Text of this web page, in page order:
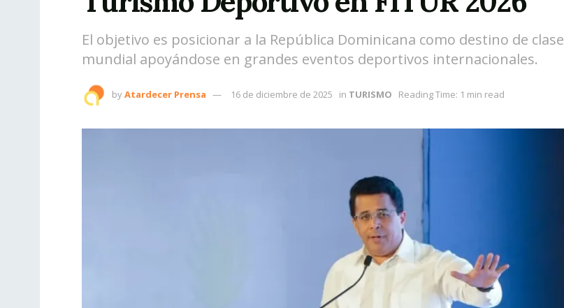
El objetivo es posicionar a la República Dominicana como destino de clase
mundial apoyándose en grandes eventos deportivos internacionales.
byAtardecer Prensa 16 de diciembre de 2025 in TURISMO Reading Time: 1 min read